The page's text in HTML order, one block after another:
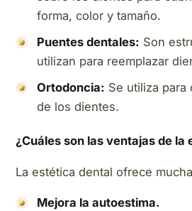
forma, color y tamaño.
Puentes dentales: Son
utilizan para reemplazar
Ortodoncia: Se utiliza para
de los dientes.
¿Cuáles son las ventajas de la
La estética dental ofrece
Mejora la autoestima.